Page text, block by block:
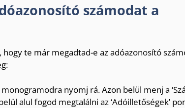
számodat a
te már megadtad-e az adóazonosító
nyomj rá. Azon belül menj a
alul fogod megtalálni az ‘Adóilletőségek’